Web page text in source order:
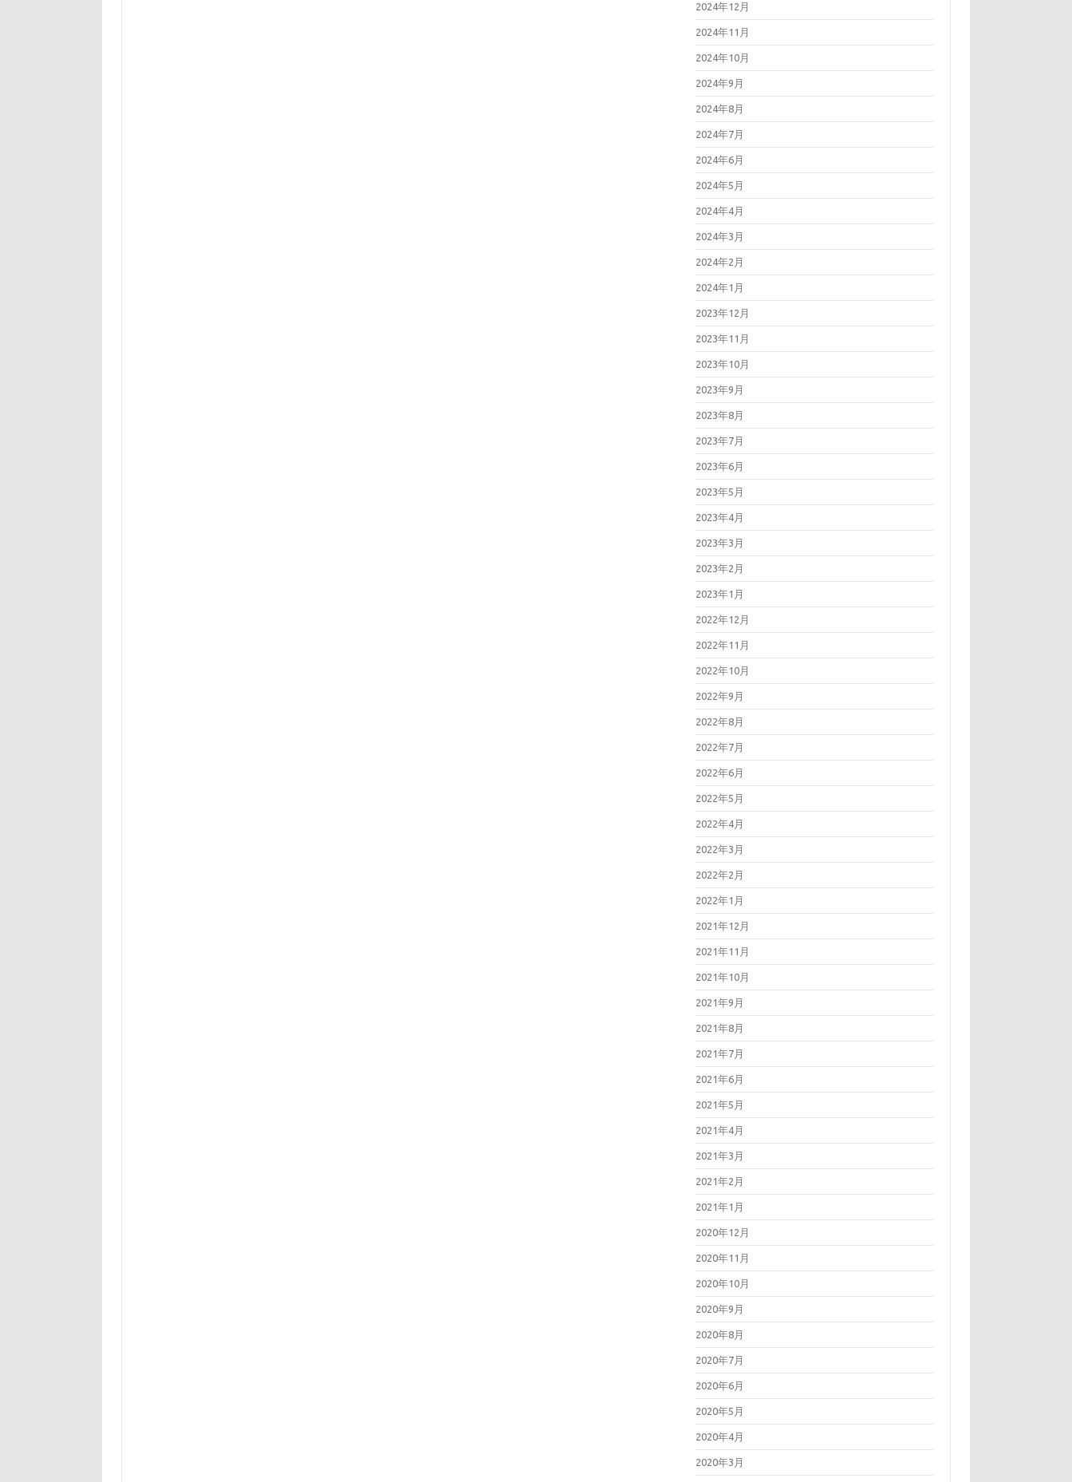
2024年12月
2024年11月
2024年10月
2024年9月
2024年8月
2024年7月
2024年6月
2024年5月
2024年4月
2024年3月
2024年2月
2024年1月
2023年12月
2023年11月
2023年10月
2023年9月
2023年8月
2023年7月
2023年6月
2023年5月
2023年4月
2023年3月
2023年2月
2023年1月
2022年12月
2022年11月
2022年10月
2022年9月
2022年8月
2022年7月
2022年6月
2022年5月
2022年4月
2022年3月
2022年2月
2022年1月
2021年12月
2021年11月
2021年10月
2021年9月
2021年8月
2021年7月
2021年6月
2021年5月
2021年4月
2021年3月
2021年2月
2021年1月
2020年12月
2020年11月
2020年10月
2020年9月
2020年8月
2020年7月
2020年6月
2020年5月
2020年4月
2020年3月